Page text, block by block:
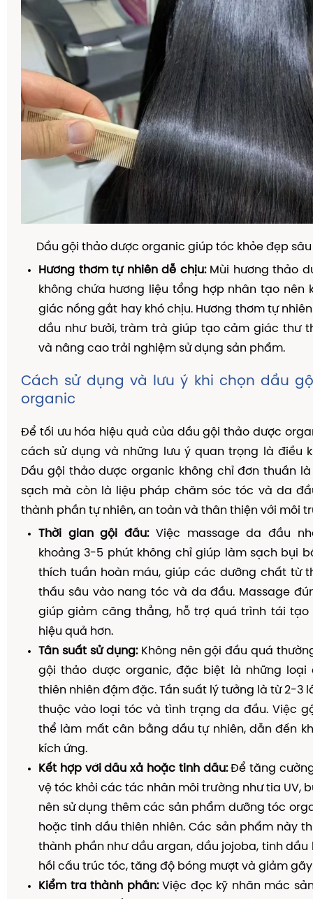
Dầu gội thảo dược organic giúp tóc khỏe đẹp
Hương thơm tự nhiên dễ chịu:Mùi hương thảo
không chứa hương liệu tổng hợp nhân tạo nên
giác nồng gắt hay khó chịu. Hương thơm tự
dầu như bưởi, tràm trà giúp tạo cảm giác thư
và nâng cao trải nghiệm sử dụng sản phẩm.
Cách sử dụng và lưu ý khi chọn dầu
organic
Để tối ưu hóa hiệu quả của dầu gội thảo dược
cách sử dụng và những lưu ý quan trọng là điều
Dầu gội thảo dược organic không chỉ đơn thuần
sạch mà còn là liệu pháp chăm sóc tóc và da
thành phần tự nhiên, an toàn và thân thiện với môi
Thời gian gội đầu:Việc massage da đầu
khoảng 3-5 phút không chỉ giúp làm sạch bụi
thích tuần hoàn máu, giúp các dưỡng chất từ
thấu sâu vào nang tóc và da đầu. Massage
giúp giảm căng thẳng, hỗ trợ quá trình tái
hiệu quả hơn.
Tần suất sử dụng:Không nên gội đầu quá
gội thảo dược organic, đặc biệt là những loại
thiên nhiên đậm đặc. Tần suất lý tưởng là từ 2-3
thuộc vào loại tóc và tình trạng da đầu. Việc
thể làm mất cân bằng dầu tự nhiên, dẫn đến
kích ứng.
Kết hợp với dầu xả hoặc tinh dầu:Để tăng
vệ tóc khỏi các tác nhân môi trường như tia UV,
nên sử dụng thêm các sản phẩm dưỡng tóc
hoặc tinh dầu thiên nhiên. Các sản phẩm này
thành phần như dầu argan, dầu jojoba, tinh dầu
hồi cấu trúc tóc, tăng độ bóng mượt và giảm
Kiểm tra thành phần:Việc đọc kỹ nhãn mác